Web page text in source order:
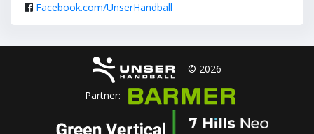
Facebook.com/UnserHandball
© 2026
Partner: